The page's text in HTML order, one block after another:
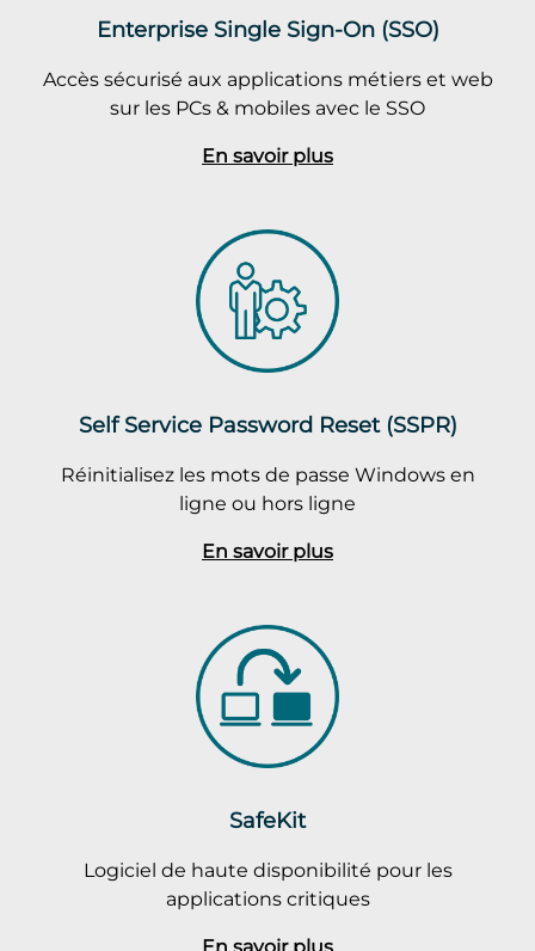
Enterprise Single Sign-On (SSO)
Accès sécurisé aux applications métiers et web
sur les PCs & mobiles avec le SSO
En savoir plus
Self Service Password Reset (SSPR)
Réinitialisez les mots de passe Windows en
ligne ou hors ligne
En savoir plus
SafeKit
Logiciel de haute disponibilité pour les
applications critiques
En savoir plus